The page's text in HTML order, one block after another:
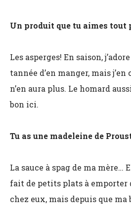
Un produit que tu aimes tout
Les asperges! En saison,
tannée d’en manger, mais
n’en aura plus. Le homard
bon ici.
Tu as une madeleine de
La sauce à spag de ma mère…
fait de petits plats à emporter
chez eux, mais depuis que ma